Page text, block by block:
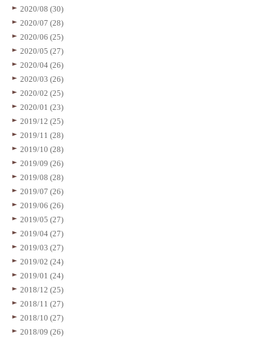
2020/08 (30)
2020/07 (28)
2020/06 (25)
2020/05 (27)
2020/04 (26)
2020/03 (26)
2020/02 (25)
2020/01 (23)
2019/12 (25)
2019/11 (28)
2019/10 (28)
2019/09 (26)
2019/08 (28)
2019/07 (26)
2019/06 (26)
2019/05 (27)
2019/04 (27)
2019/03 (27)
2019/02 (24)
2019/01 (24)
2018/12 (25)
2018/11 (27)
2018/10 (27)
2018/09 (26)